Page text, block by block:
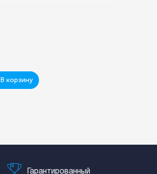
В корзину
Гарантированный